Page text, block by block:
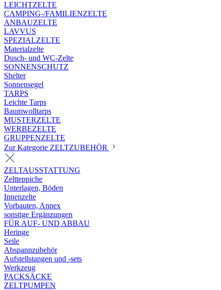
LEICHTZELTE
CAMPING-/FAMILIENZELTE
ANBAUZELTE
LAVVUS
SPEZIALZELTE
Materialzelte
Dusch- und WC-Zelte
SONNENSCHUTZ
Shelter
Sonnensegel
TARPS
Leichte Tarps
Baumwolltarps
MUSTERZELTE
WERBEZELTE
GRUPPENZELTE
Zur Kategorie ZELTZUBEHÖR
ZELTAUSSTATTUNG
Zeltteppiche
Unterlagen, Böden
Innenzelte
Vorbauten, Annex
sonstige Ergänzungen
FÜR AUF- UND ABBAU
Heringe
Seile
Abspannzubehör
Aufstellstangen und -sets
Werkzeug
PACKSÄCKE
ZELTPUMPEN